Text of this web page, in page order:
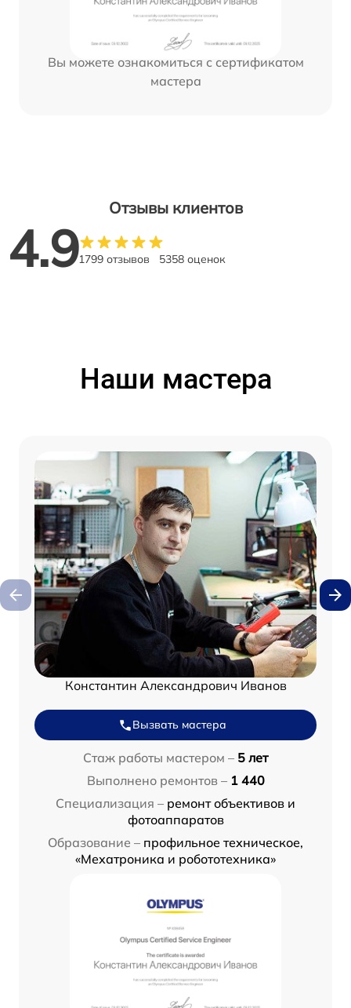
Вы можете ознакомиться с сертификатом
мастера
Отзывы клиентов
4.91799 отзывов 5358 оценок
Наши мастера
Константин Александрович Иванов
Вызвать мастера
Стаж работы мастером – 5 лет
Выполнено ремонтов – 1 440
Специализация – ремонт объективов и
фотоаппаратов
Образование – профильное техническое,
«Мехатроника и робототехника»